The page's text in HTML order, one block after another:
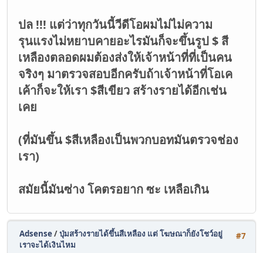
ปล !!! แต่ว่าทุกวันนี้วีดีโอผมไม่ไม่ความ
รุนแรงไม่หยาบคายอะไรมันก็จะขึ้นรูป $ สี
เหลืองตลอดผมต้องส่งให้เจ้าหน้าที่ที่เป็นคน
จริงๆ มาตรวจสอบอีกครับถ้าเจ้าหน้าที่โอเค
เค้าก็จะให้เรา $สีเขียว สร้างรายได้อีกเช่น
เคย
(ที่มันขึ้น $สีเหลืองเป็นพวกบอทมันตรวจช่อง
เรา)
สมัยนี้มันซ่าง โคตรอยาก ซะ เหลือเกิน
#7
Adsense/ปุ่มสร้างรายได้ขึ้นสีเหลือง แต่ โฆษณาก็ยังโชว์อยู่
เราจะได้เงินไหม